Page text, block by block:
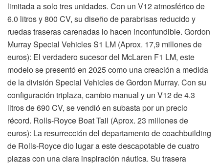
limitada a solo tres unidades. Con un V12 atmosférico de
6.0 litros y 800 CV, su diseño de parabrisas reducido y
ruedas traseras carenadas lo hacen inconfundible. Gordon
Murray Special Vehicles S1 LM (Aprox. 17,9 millones de
euros): El verdadero sucesor del McLaren F1 LM, este
modelo se presentó en 2025 como una creación a medida
de la división Special Vehicles de Gordon Murray. Con su
configuración triplaza, cambio manual y un V12 de 4.3
litros de 690 CV, se vendió en subasta por un precio
récord. Rolls-Royce Boat Tail (Aprox. 23 millones de
euros): La resurrección del departamento de coachbuilding
de Rolls-Royce dio lugar a este descapotable de cuatro
plazas con una clara inspiración náutica. Su trasera